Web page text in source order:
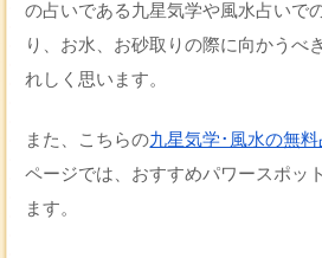
の占いである九星気学や風水占いで
り、お水、お砂取りの際に向かうべ
れしく思います。
また、こちらの九星気学･風水の無
ページでは、おすすめパワースポッ
ます。